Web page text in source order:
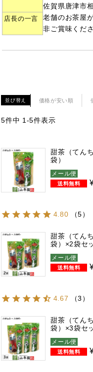
佐賀県唐津市
店長の一言
老舗のお茶屋
非ご賞味くだ
並び替え 価格が安い順
5件中 1 -5件表示
甜茶（てん
袋）
メール便
4.80
（5）
甜茶（てん
袋）×2袋セ
メール便
4.67
（3 ）
甜茶（てん
袋）×3袋セ
メール便